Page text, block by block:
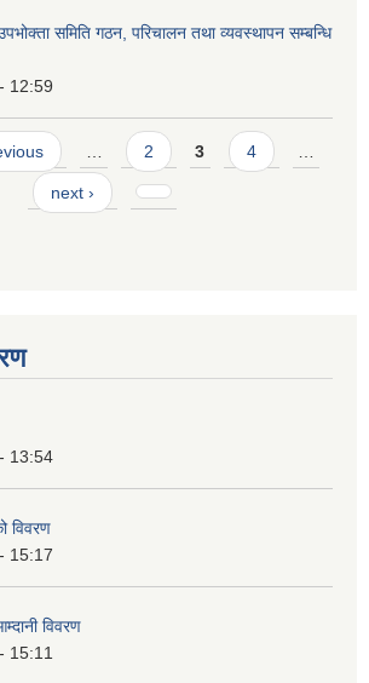
समिति गठन, परिचालन तथा व्यवस्थापन सम्बन्धि
12:59
… 2 3 4 …
next ›
13:54
विवरण
15:17
विवरण
15:11